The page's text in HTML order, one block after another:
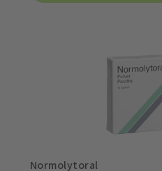
Normolytoral